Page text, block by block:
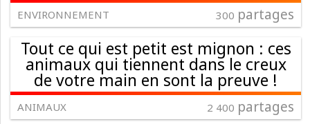
ENVIRONNEMENT 300 partages
Tout ce qui est petit est mignon : ces
animaux qui tiennent dans le creux
de votre main en sont la preuve !
ANIMAUX 2 400 partages